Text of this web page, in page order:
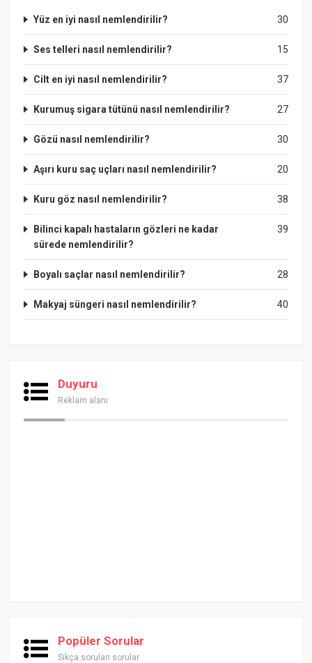
30
Yüz en iyi nasıl nemlendirilir?
15
Ses telleri nasıl nemlendirilir?
37
Cilt en iyi nasıl nemlendirilir?
27
Kurumuş sigara tütünü nasıl nemlendirilir?
30
Gözü nasıl nemlendirilir?
20
Aşırı kuru saç uçları nasıl nemlendirilir?
38
Kuru göz nasıl nemlendirilir?
39
Bilinci kapalı hastaların gözleri ne kadar
sürede nemlendirilir?
28
Boyalı saçlar nasıl nemlendirilir?
40
Makyaj süngeri nasıl nemlendirilir?
Duyuru
Reklam alanı
Popüler Sorular
Sıkça sorulan sorular